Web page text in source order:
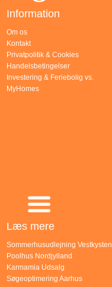
Information
Om os
Kontakt
Privatpolitik & Cookies
Handelsbetingelser
Investering & Feriebolig vs.
MyHomes
Læs mere
Sommerhusudlejning Vestkysten
Poolhus Nordjylland
Karmamia Udsalg
Søgeoptimering Aarhus